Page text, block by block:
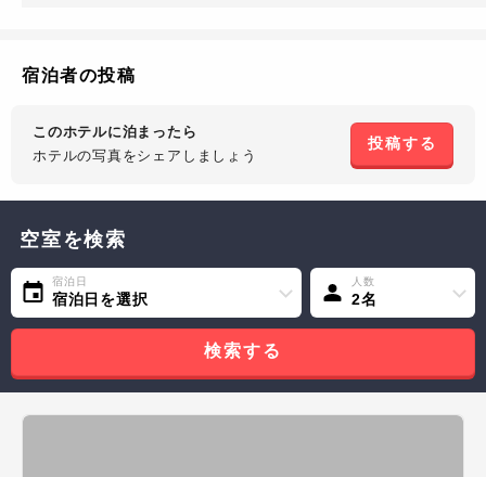
宿泊者の投稿
このホテルに泊まったら
ホテルの写真をシェアしましょう
投稿する
空室を検索
宿泊日
宿泊日を選択
人数
2名
検索する